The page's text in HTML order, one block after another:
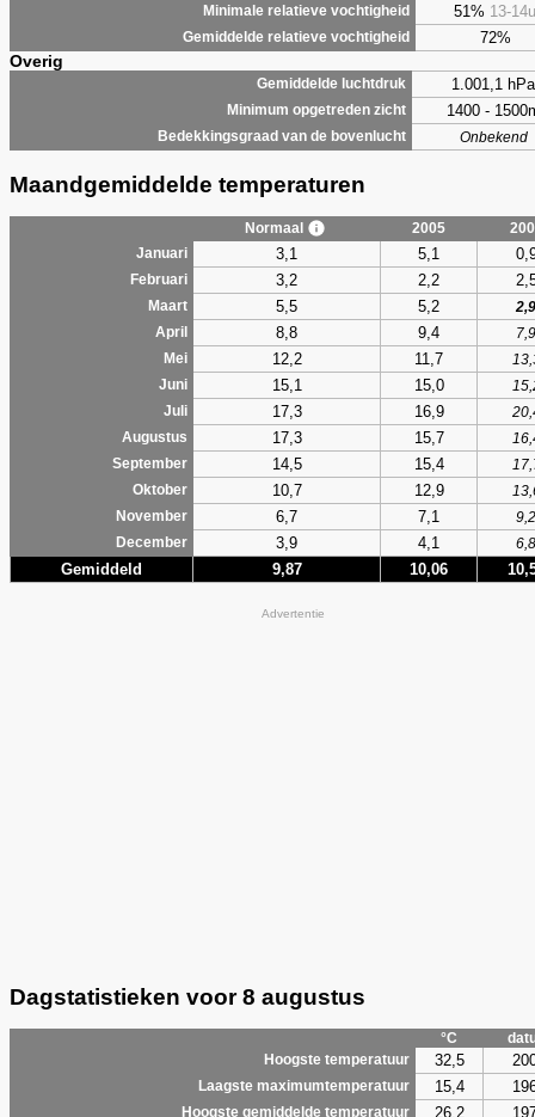
Minimale relatieve vochtigheid 51% 13-14u
Gemiddelde relatieve vochtigheid 72%
Overig
Gemiddelde luchtdruk 1.001,1 hPa
Minimum opgetreden zicht 1400 -
Bedekkingsgraad van de bovenlucht Onbekend
Maandgemiddelde temperaturen
Normaal 2005
Januari
3,1 5,1
Februari 3,2 2,2
Maart 5,5 5,2
2,9
April
8,8 9,4
7,9
Mei
12,2 11,7
Juni
15,1 15,0
Juli
17,3 16,9
Augustus
17,3 15,7
September
14,5 15,4
Oktober
10,7 12,9
November
6,7 7,1
9,2
December
3,9 4,1 6,8
Gemiddeld 9,87 10,06
Advertentie
Dagstatistieken voor 8 augustus
°C
Hoogste temperatuur
32,5
Laagste maximumtemperatuur 15,4
Hoogste gemiddelde temperatuur 26,2